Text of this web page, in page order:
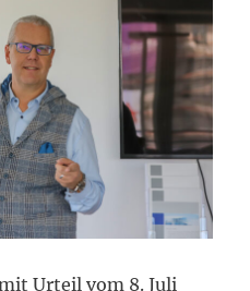
Urteil vom 8. Juli